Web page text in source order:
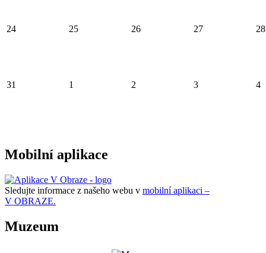
24 25 26 27 28
31 1 2 3 4
Mobilní aplikace
Sledujte informace z našeho webu v mobilní aplikaci –
V OBRAZE.
Muzeum